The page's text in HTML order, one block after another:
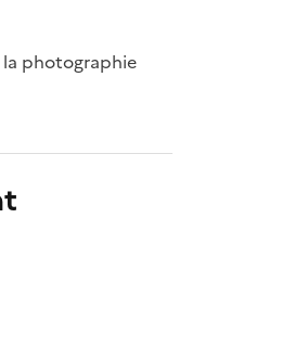
la photographie